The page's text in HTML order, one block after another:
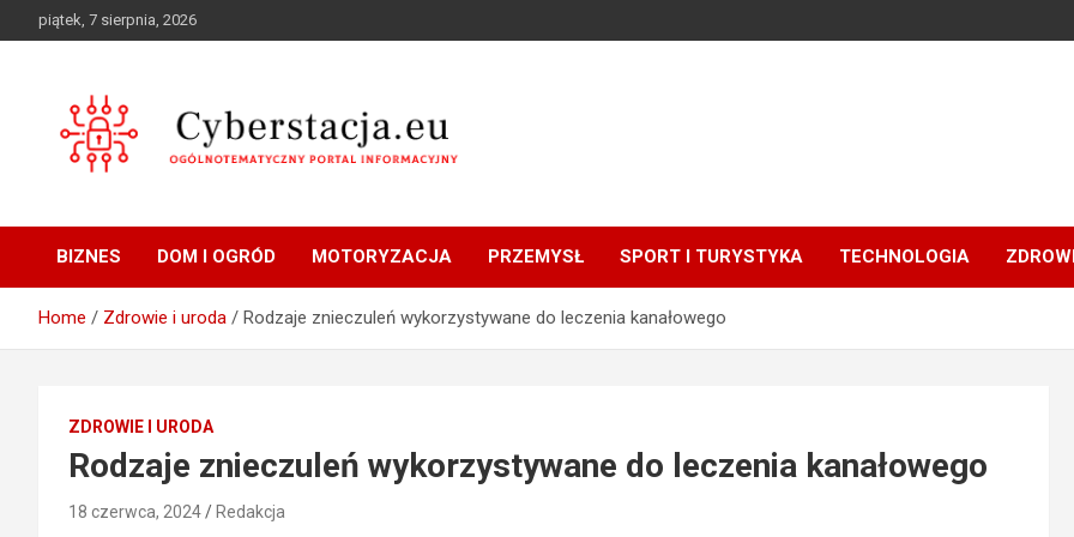
to
piątek, 7 sierpnia, 2026
Cyberstacja.eu
BIZNES DOM I OGRÓD MOTORYZACJA PRZEMYSŁ SPORT I TURYSTYKA TECHNOLOGIA
Home Zdrowie i uroda Rodzaje znieczuleń wykorzystywane do leczenia kanałowego
ZDROWIE I URODA
Rodzaje znieczuleń wykorzystywane do leczenia kanałowego
18 czerwca, 2024 Redakcja